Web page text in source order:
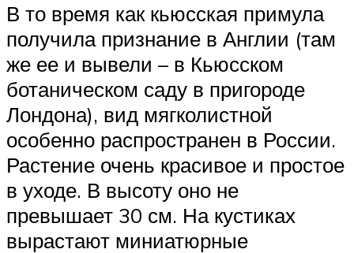
В то время как кьюсская примула
получила признание в Англии (там
же ее и вывели – в Кьюсском
ботаническом саду в пригороде
Лондона), вид мягколистной
особенно распространен в России.
Растение очень красивое и простое
в уходе. В высоту оно не
превышает 30 см. На кустиках
вырастают миниатюрные